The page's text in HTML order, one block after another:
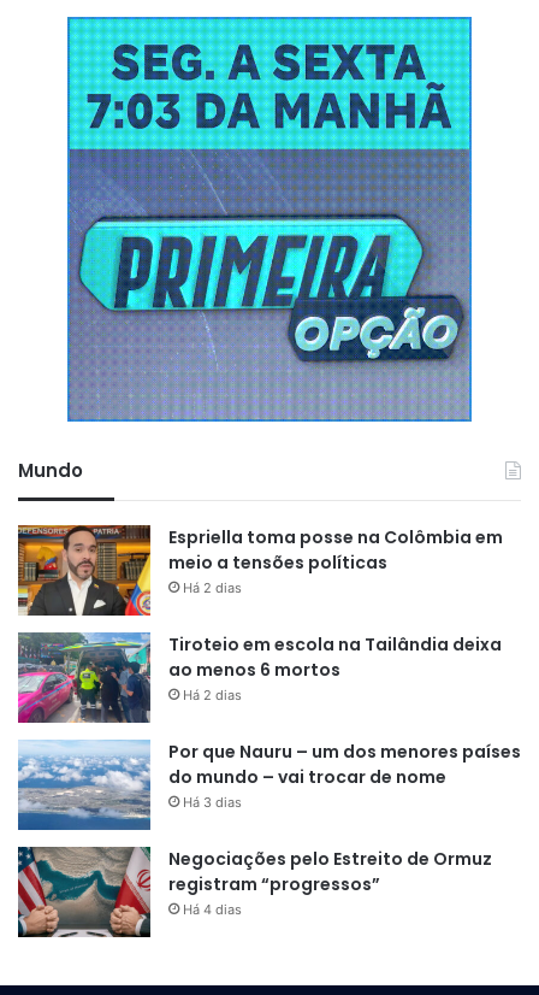
Mundo
Espriella toma posse na Colômbia em
meio a tensões políticas
Há 2 dias
Tiroteio em escola na Tailândia deixa
ao menos 6 mortos
Há 2 dias
Por que Nauru – um dos menores países
do mundo – vai trocar de nome
Há 3 dias
Negociações pelo Estreito de Ormuz
registram “progressos”
Há 4 dias